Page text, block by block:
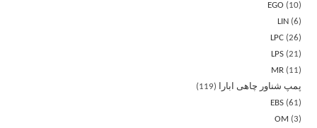
EGO
10
LIN
6
LPC 26
LPS 21
MR
11
پمپ شناور چاهی ابارا
119
EBS 61
OM
3